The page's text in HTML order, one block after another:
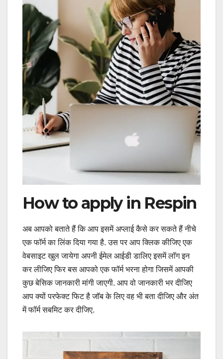
How to apply in Respin
अब आपको बताते हैं कि आप इसमें अप्लाई कैसे कर सकते हैं नीचे
एक फॉर्म का लिंक दिया गया है. उस पर आप क्लिक कीजिए एक
वेबसाइट खुल जायेगा अपनी ईमेल आईडी डालिए इसमें लॉग इन
कर लीजिए फिर बस आपको एक फॉर्म भरना होगा जिसमें आपकी
कुछ बेसिक जानकारी मांगी जाएगी. आप वो जानकारी भर दीजिए
आप क्यों परफेक्ट फिट है जॉब के लिए वह भी बता दीजिए और अंत
में फॉर्म सबमिट कर दीजिए.